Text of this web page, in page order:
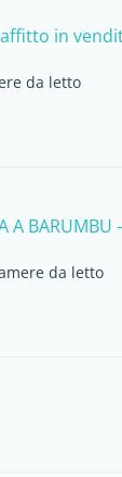
in
da letto
A
da letto